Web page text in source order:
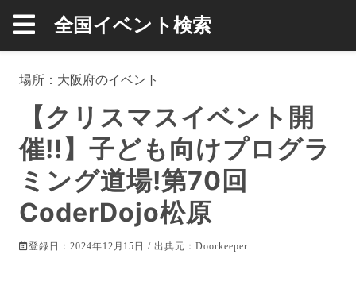
全国イベント検索
場所： 大阪府のイベント
【クリスマスイベント開
催!!】子ども向けプログラ
ミング道場!第70回
CoderDojo松原
登録日：2024年12月15日 / 出典元：Doorkeeper